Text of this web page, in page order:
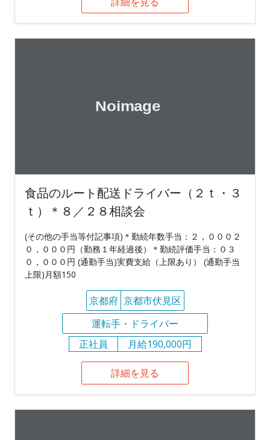
食品のルート配送ドライバー（２ｔ・３
ｔ）＊８／２８相談会
(その他の手当等付記事項)＊勤続年数手当：２，０００２
０，０００円（勤務１年経過後）＊勤続評価手当：０３
０，０００円 (通勤手当)実費支給（上限あり） (通勤手当
上限)月額150
京都府 京都市伏見区
運転手・ドライバー
正社員
月給190,000円
詳細を見る